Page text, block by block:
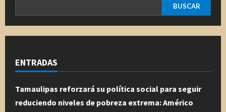
BUSCAR
ENTRADAS
Tamaulipas reforzará su política social para seguir
reduciendo niveles de pobreza extrema: Américo